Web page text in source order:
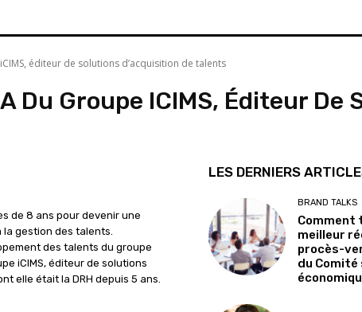
éditeur de solutions d’acquisition de talents
Du Groupe ICIMS, Éditeur De
de 8 ans pour devenir une
la gestion des talents.
des talents du groupe
iCIMS, éditeur de solutions
elle était la DRH depuis 5 ans.
LES DERNIERS
BRAND TALKS
Comment
meilleur
procès-
du Comité